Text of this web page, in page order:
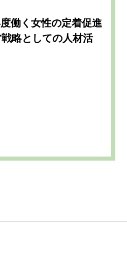
働く女性の定着促進
略としての人材活